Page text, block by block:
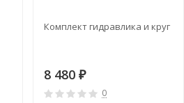
Комплект гидравлика и круг
8 480 ₽
0